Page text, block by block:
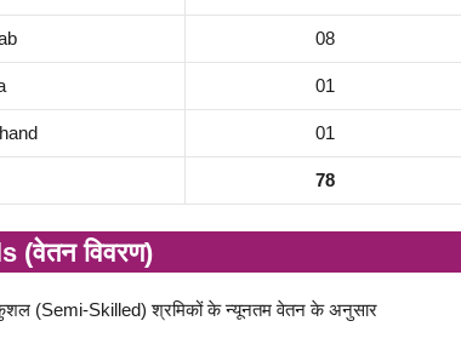
08
01
01
78
(वेतन विवरण)
कुशल (Semi-Skilled) श्रमिकों के न्यूनतम वेतन के अनुसार